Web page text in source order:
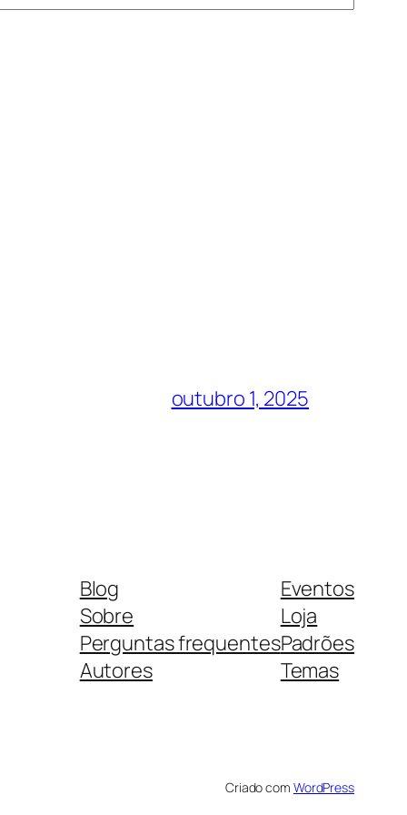
outubro 1, 2025
Blog
Sobre
Perguntas frequentes
Autores
Eventos
Loja
Padrões
Temas
Criado com WordPress